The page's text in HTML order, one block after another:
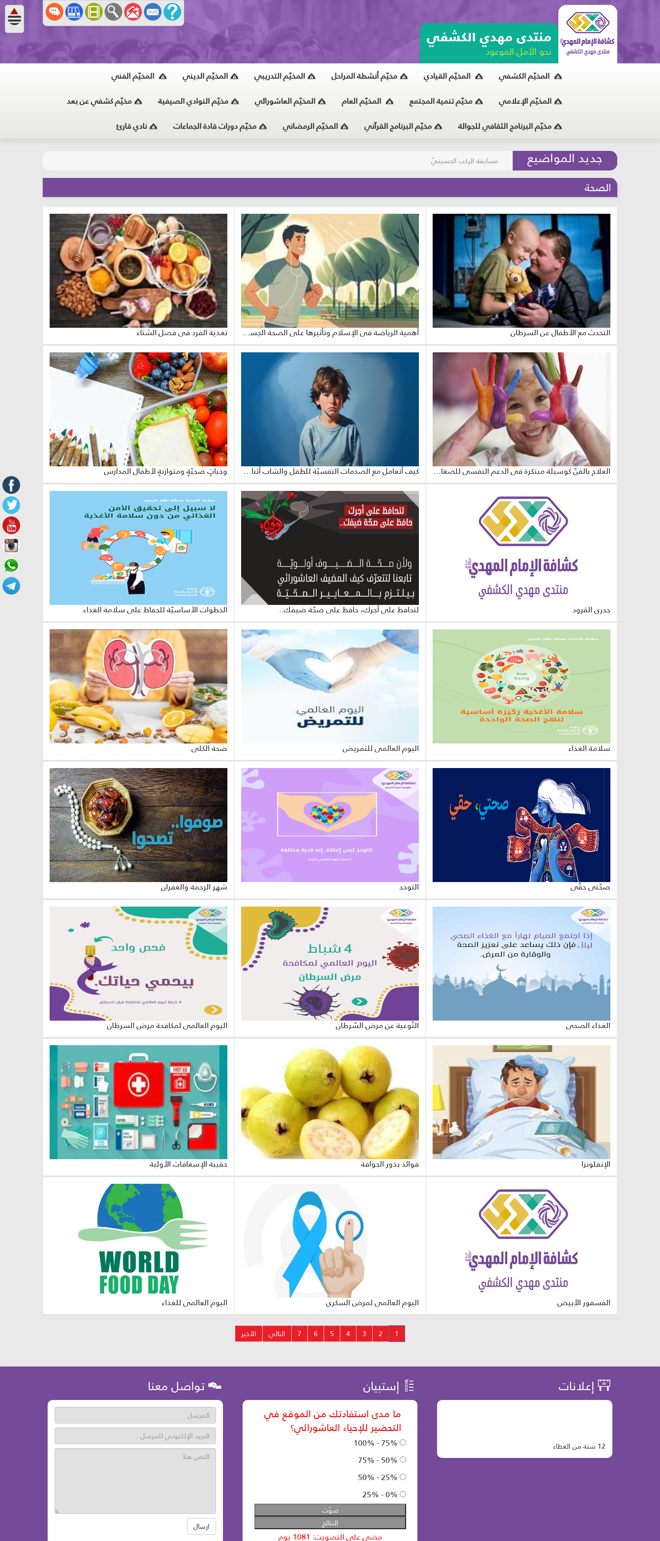
منتدى مهدي الكشفي
نحو الأمل الموعود
المخيّم الكشفي المخيّم القيادي مخيّم أنشطة المراحل المخيّم التدريبي المخيّم الديني المخيّم الفني
المخيّم الإعلامي مخيّم تنمية المجتمع المخيّم العام المخيّم العاشورائي مخيّم النوادي الصيفية مخيّم كشفي عن بعد
مخيّم البرنامج الثقافي للجوالة مخيّم البرنامج القرآني المخيّم الرمضاني مخيّم دورات قادة الجماعات نادي قارئ
جديد المواضيع
مسابقة الركب الحسينيّ
المحافظة على البيئة
الصحة
التحدث مع الأطفال عن السرطان أهمية الرياضة في الإسلام وتأثيرها على الصحة الجسدية والنفسية تغذية الفرد في فصل الشتاء
العلاج بالفنّ كوسيلة مبتكرة في الدعم النفسي للصغار والكبار كيف أتعامل مع الصدمات النفسيّة للطفل والشاب أثناء الحرب؟ وجباتٍ صحيّةٍ ومتوازنةٍ لأطفال المدارس
جدري القرود لتحافظ على أجرك، حافظ على صحّة ضيفك.. الخطوات الأساسيّة للحفاظ على سلامة الغذاء
سلامة الغذاء اليوم العالمي للتمريض صحة الكلى
صحّتي حقّي التوحد شهر الرحمة والغفران
الغذاء الصحي التّوعية عن مرض السّرطان اليوم العالمي لمكافحة مرض السرطان
الإنفلونزا فوائد بذور الجوافة حقيبة الإسعافات الأولية
الفسفور الأبيض اليوم العالمي لمرض السكري اليوم العالمى للغذاء
1
2
3
4
5
6
7 التالي الأخير
إعلانات
12 سنة من العطاء
إستبيان تواصل معنا
ارسال